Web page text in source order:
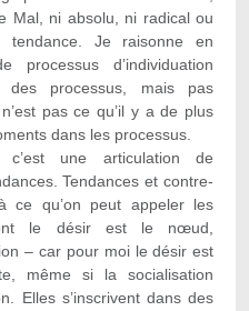
Mal, ni absolu, ni radical ou
tendance. Je raisonne en
processus d’individuation
processus, mais pas
pas ce qu’il y a de plus
dans les processus.
c’est une articulation de
Tendances et contre-
ce qu’on peut appeler les
le désir est le nœud,
– car pour moi le désir est
même si la socialisation
Elles s’inscrivent dans des